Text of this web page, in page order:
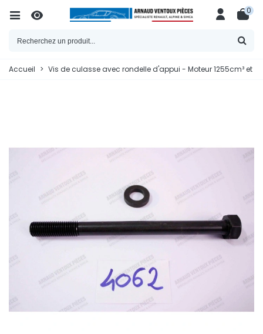
0
Accueil > Vis de culasse avec rondelle d'appui - Moteur 1255cm³ et